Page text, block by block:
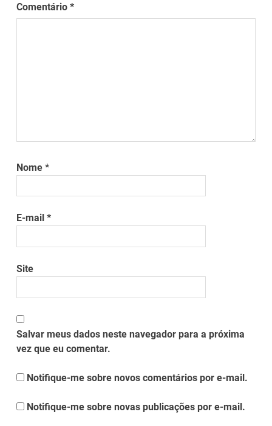
Comentário*
Nome*
E-mail*
Site
Salvar meus dados neste navegador para a próxima
vez que eu comentar.
Notifique-me sobre novos comentários por e-mail.
Notifique-me sobre novas publicações por e-mail.